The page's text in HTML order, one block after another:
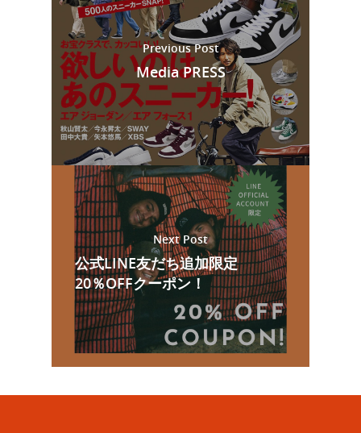
Previous Post
Media PRESS
Next Post
公式LINE友だち追加限定
20％OFFクーポン！